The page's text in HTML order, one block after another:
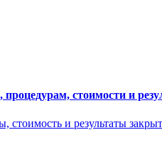
стоимости и
и результаты